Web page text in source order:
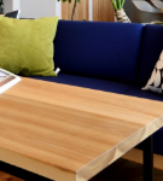
夏季休業の
ゴールデン
施工事例を
が整う家